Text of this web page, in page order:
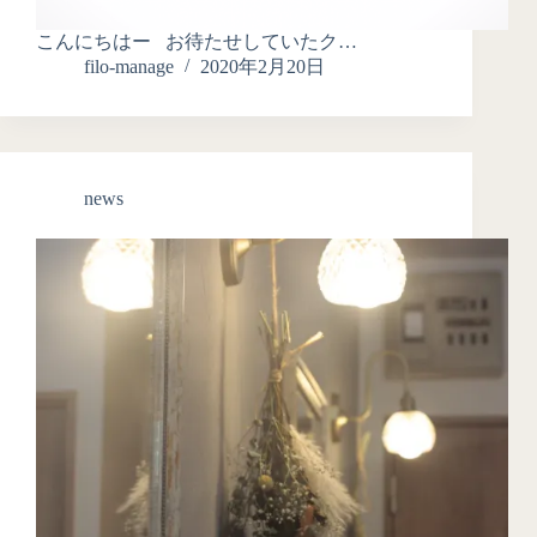
こんにちはー お待たせしていたク…
filo-manage
2020年2月20日
news